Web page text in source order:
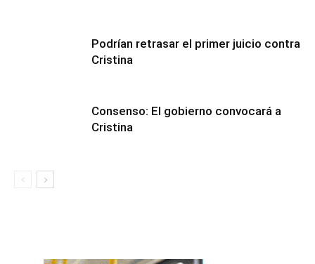
Podrían retrasar el primer juicio contra
Cristina
Consenso: El gobierno convocará a
Cristina